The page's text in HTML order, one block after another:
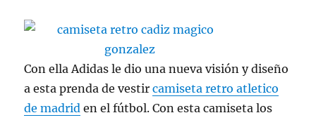
Con ella Adidas le dio una nueva visión y diseño
a esta prenda de vestircamiseta retro atletico
de madrid en el fútbol. Con esta camiseta los